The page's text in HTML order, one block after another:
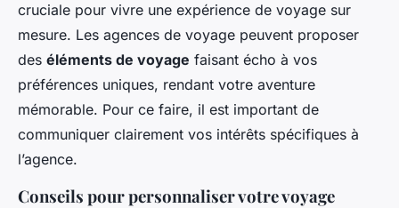
cruciale pour vivre une expérience de voyage sur
mesure. Les agences de voyage peuvent proposer
des éléments de voyage faisant écho à vos
préférences uniques, rendant votre aventure
mémorable. Pour ce faire, il est important de
communiquer clairement vos intérêts spécifiques à
l’agence.
Conseils pour personnaliser votre voyage